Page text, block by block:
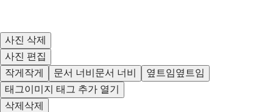
사진 삭제
사진 편집
작게 작게 문서 너비 문서 너비 옆트임옆트임
태그이미지 태그 추가 열기
삭제 삭제